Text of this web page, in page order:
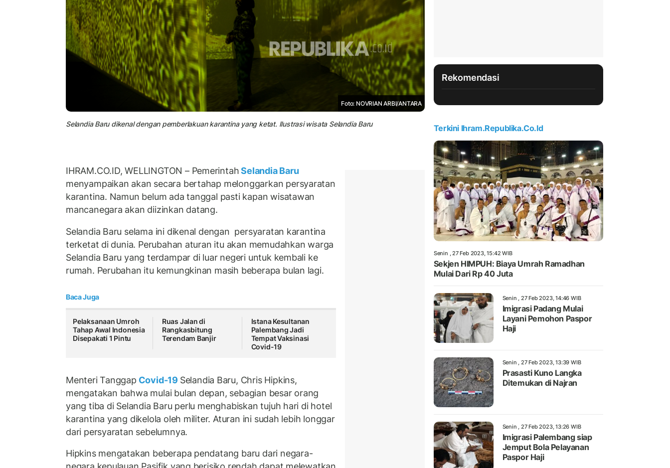
Foto: NOVRIAN ARBI/ANTARA
Selandia Baru dikenal dengan pemberlakuan karantina yang ketat. Ilustrasi wisata Selandia Baru
IHRAM.CO.ID, WELLINGTON – PemerintahSelandia Baru
menyampaikan akan secara bertahap melonggarkan persyaratan
karantina. Namun belum ada tanggal pasti kapan wisatawan
mancanegara akan diizinkan datang.
Selandia Baru selama ini dikenal dengan persyaratan karantina
terketat di dunia. Perubahan aturan itu akan memudahkan warga
Selandia Baru yang terdampar di luar negeri untuk kembali ke
rumah. Perubahan itu kemungkinan masih beberapa bulan lagi.
Baca Juga
Pelaksanaan Umroh
Tahap Awal Indonesia
Disepakati 1 Pintu
Ruas Jalan di
Rangkasbitung
Terendam Banjir
Istana Kesultanan
Palembang Jadi
Tempat Vaksinasi
Covid-19
Menteri Tanggap Covid-19 Selandia Baru, Chris Hipkins,
mengatakan bahwa mulai bulan depan, sebagian besar orang
yang tiba di Selandia Baru perlu menghabiskan tujuh hari di hotel
karantina yang dikelola oleh militer. Aturan ini sudah lebih longgar
dari persyaratan sebelumnya.
Hipkins mengatakan beberapa pendatang baru dari negara-
Rekomendasi
Terkini Ihram.republika.co.id
Senin , 27 Feb 2023, 15:42 WIB
Sekjen HIMPUH: Biaya Umrah Ramadhan
Mulai Dari Rp 40 Juta
Senin , 27 Feb 2023, 14:46 WIB
Imigrasi Padang Mulai
Layani Pemohon Paspor
Haji
Senin , 27 Feb 2023, 13:39 WIB
Prasasti Kuno Langka
Ditemukan di Najran
Senin , 27 Feb 2023, 13:26 WIB
Imigrasi Palembang siap
Jemput Bola Pelayanan
Paspor Haji